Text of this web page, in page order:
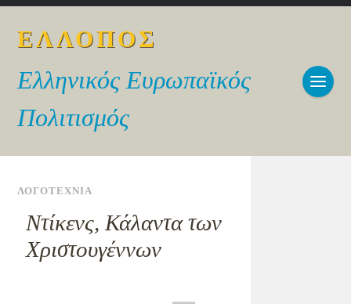
ΕΛΛΟΠΟΣ
Ελληνικός Ευρωπαϊκός
Πολιτισμός
ΛΟΓΟΤΕΧΝΙΑ
Ντίκενς, Κάλαντα των
Χριστουγέννων